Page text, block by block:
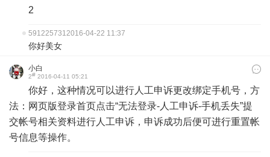
2
5912257312016-04-22 11:37
你好美女
小白
2# 2016-04-11 05:21
你好，这种情况可以进行人工申诉更改绑定手机号，方
法：网页版登录首页点击“无法登录-人工申诉-手机丢失”提
交帐号相关资料进行人工申诉，申诉成功后便可进行重置帐
号信息等操作。